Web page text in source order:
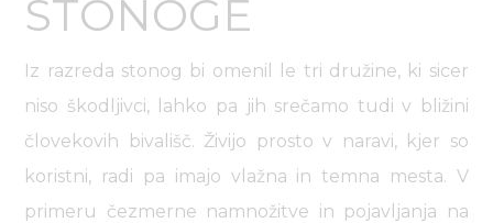
STONOGE
Iz razreda stonog bi omenil le tri družine, ki sicer
niso škodljivci, lahko pa jih srečamo tudi v bližini
človekovih bivališč. Živijo prosto v naravi, kjer so
koristni, radi pa imajo vlažna in temna mesta. V
primeru čezmerne namnožitve in pojavljanja na